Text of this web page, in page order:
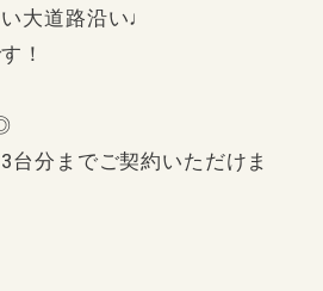
大道路沿い♩
！
台分までご契約いただけま